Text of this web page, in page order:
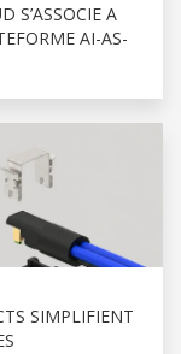
S’ASSOCIE A
AI-AS-
SIMPLIFIENT